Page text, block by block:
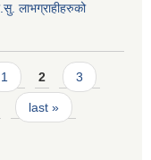
लाभग्राहीहरुको
1 2 3
last »